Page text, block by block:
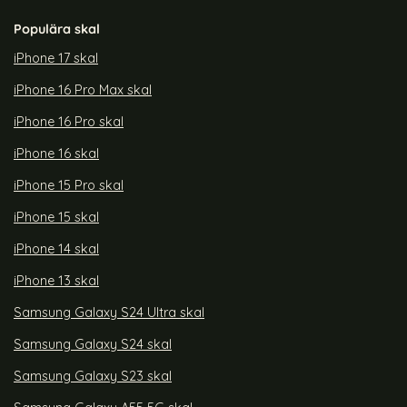
Populära skal
iPhone 17 skal
iPhone 16 Pro Max skal
iPhone 16 Pro skal
iPhone 16 skal
iPhone 15 Pro skal
iPhone 15 skal
iPhone 14 skal
iPhone 13 skal
Samsung Galaxy S24 Ultra skal
Samsung Galaxy S24 skal
Samsung Galaxy S23 skal